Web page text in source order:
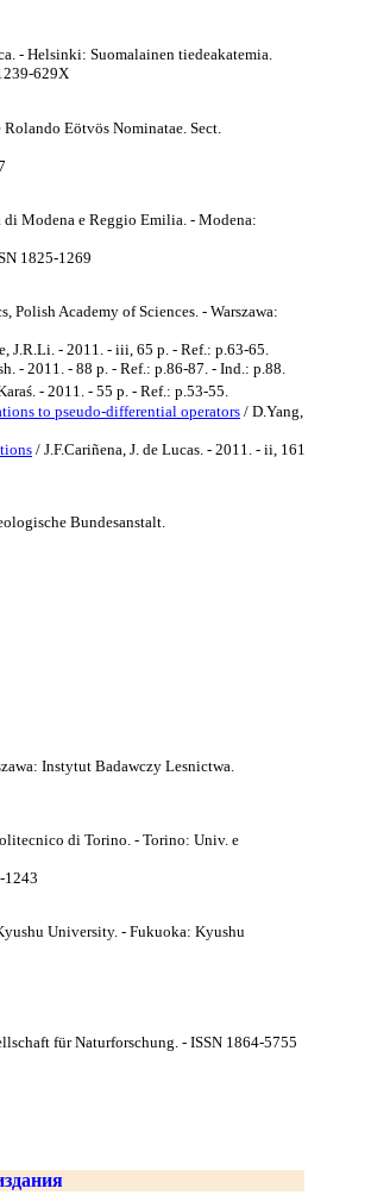
- Helsinki: Suomalainen tiedeakatemia.
629X
Eötvös Nominatae. Sect.
Modena e Reggio Emilia. - Modena:
1825-1269
Polish Academy of Sciences. - Warszawa:
J.R.Li. - 2011. - iii, 65 p. - Ref.: p.63-65.
- 2011. - 88 p. - Ref.: p.86-87. - Ind.: p.88.
- 2011. - 55 p. - Ref.: p.53-55.
to pseudo-differential operators / D.Yang,
/ J.F.Cariñena, J. de Lucas. - 2011. - ii, 161
Bundesanstalt.
Instytut Badawczy Lesnictwa.
di Torino. - Torino: Univ. e
1243
University. - Fukuoka: Kyushu
für Naturforschung. - ISSN 1864-5755